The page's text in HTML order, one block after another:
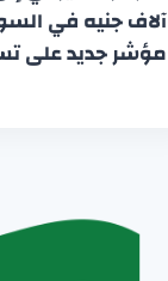
آلاف جنيه في
مؤشر جديد على